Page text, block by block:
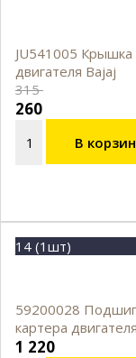
JU541005 Крышка
двигателя Bajaj
315
260
В
14 (1шт)
59200028
картера
1 220